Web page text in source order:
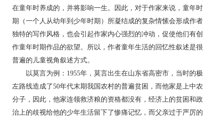
在童年时养成的，并将影响一生。因此，对于作家来说，童年时
期（一个人从幼年到少年时期）所凝结成的复杂情愫会形成作者
独特的写作风格，也会引起作家内心强烈的冲动，促使他们有创
作童年时期作品的欲望。所以，作者童年生活的回忆性叙述是很
普遍的儿童视角叙述方式。
以莫言为例：1955年，莫言出生在山东省高密市，当时的极
左路线造成了50年代末期我国农村的普遍贫困，而他家是上中农
分子，因此，他家连领救济粮的资格都没有，经济上的贫困和政
治上的歧视给他的少年生活留下了惨痛记忆，而父亲过于严厉的